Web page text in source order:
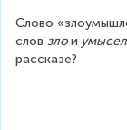
Слово
слов зло и умысел
рассказе?